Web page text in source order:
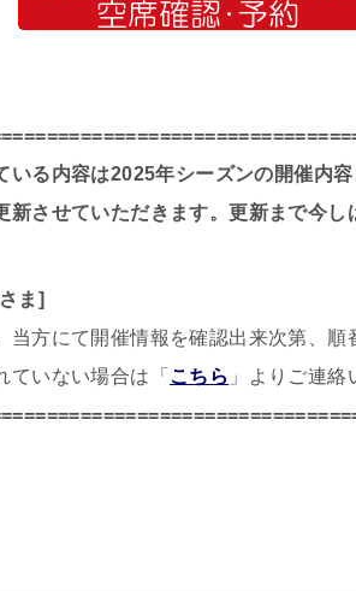
いる内容は2025年シーズンの開催内
新させていただきます。更新まで今し
ま]
当方にて開催情報を確認出来次第、順
ていない場合は「 こちら 」よりご連絡